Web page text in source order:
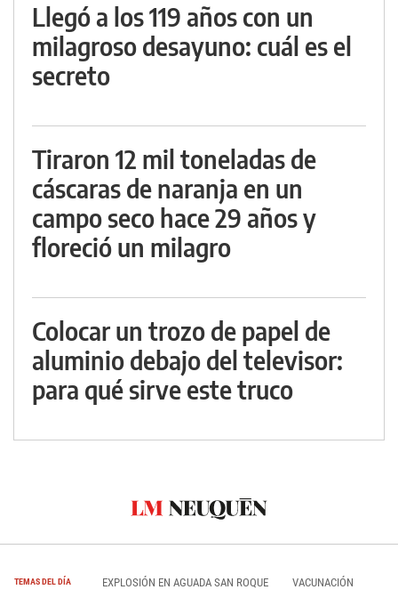
Llegó a los 119 años con un
milagroso desayuno: cuál es el
secreto
Tiraron 12 mil toneladas de
cáscaras de naranja en un
campo seco hace 29 años y
floreció un milagro
Colocar un trozo de papel de
aluminio debajo del televisor:
para qué sirve este truco
TEMAS DEL DÍA EXPLOSIÓN EN AGUADA SAN ROQUE VACUNACIÓN